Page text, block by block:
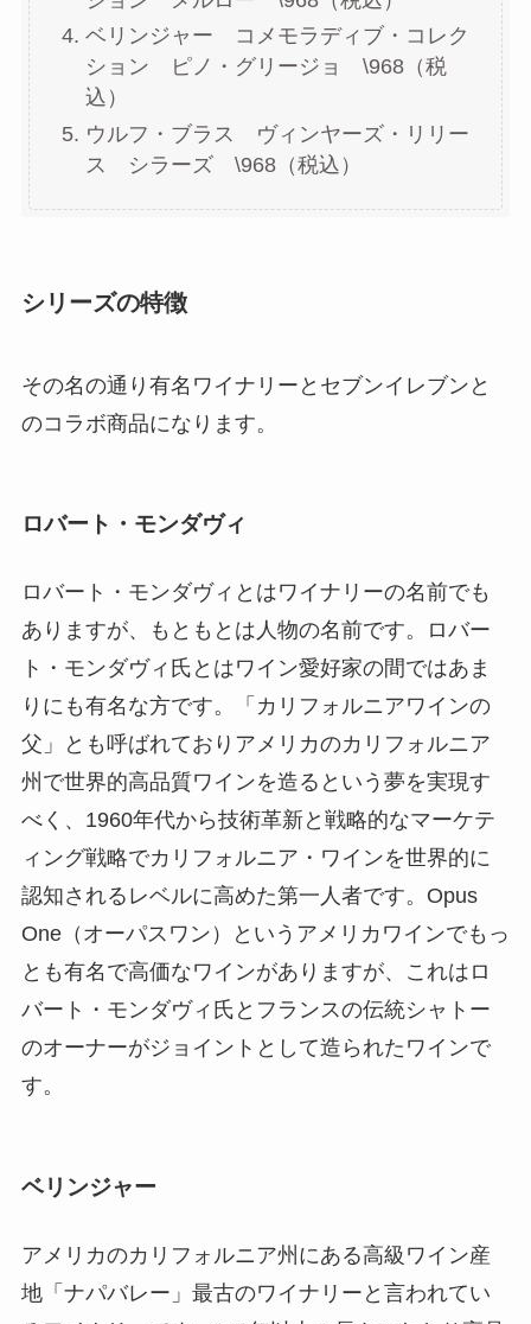
ベリンジャー コメモラディブ・コレク
ション ピノ・グリージョ \968（税
込）
ウルフ・ブラス ヴィンヤーズ・リリー
ス シラーズ \968（税込）
シリーズの特徴
その名の通り有名ワイナリーとセブンイレブンと
のコラボ商品になります。
ロバート・モンダヴィ
ロバート・モンダヴィとはワイナリーの名前でも
ありますが、もともとは人物の名前です。ロバー
ト・モンダヴィ氏とはワイン愛好家の間ではあま
りにも有名な方です。「カリフォルニアワインの
父」とも呼ばれておりアメリカのカリフォルニア
州で世界的高品質ワインを造るという夢を実現す
べく、1960年代から技術革新と戦略的なマーケテ
ィング戦略でカリフォルニア・ワインを世界的に
認知されるレベルに高めた第一人者です。Opus
One（オーパスワン）というアメリカワインでもっ
とも有名で高価なワインがありますが、これはロ
バート・モンダヴィ氏とフランスの伝統シャトー
のオーナーがジョイントとして造られたワインで
す。
ベリンジャー
アメリカのカリフォルニア州にある高級ワイン産
地「ナパバレー」最古のワイナリーと言われてい